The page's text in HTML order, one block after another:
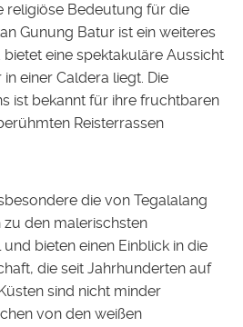
religiöse Bedeutung für die
Gunung Batur ist ein weiteres
bietet eine spektakuläre Aussicht
einer Caldera liegt. Die
ist bekannt für ihre fruchtbaren
Reisterrassen
die von Tegalalang
den malerischsten
bieten einen Einblick in die
die seit Jahrhunderten auf
sind nicht minder
von den weißen